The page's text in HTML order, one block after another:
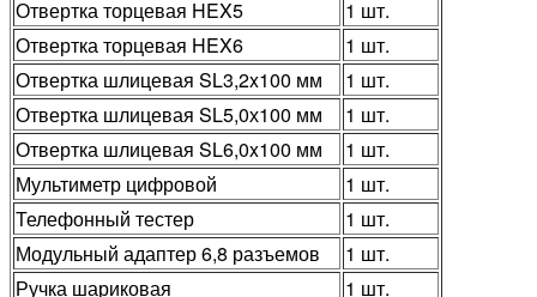
Отвертка торцевая HEX5
1 шт.
Отвертка торцевая HEX6
1 шт.
Отвертка шлицевая SL3,2x100 мм
1 шт.
Отвертка шлицевая SL5,0х100 мм
1 шт.
Отвертка шлицевая SL6,0x100 мм
1 шт.
Мультиметр цифровой
1 шт.
Телефонный тестер
1 шт.
Модульный адаптер 6,8 разъемов
1 шт.
Ручка шариковая
1 шт.